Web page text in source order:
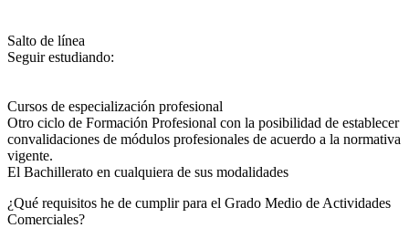
Salto de línea
Seguir estudiando:
Cursos de especialización profesional
Otro ciclo de Formación Profesional con la posibilidad de establecer
convalidaciones de módulos profesionales de acuerdo a la normativa
vigente.
El Bachillerato en cualquiera de sus modalidades
¿Qué requisitos he de cumplir para el Grado Medio de Actividades
Comerciales?